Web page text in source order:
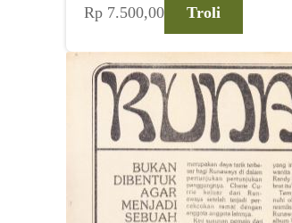
Rp7.500,00 Troli